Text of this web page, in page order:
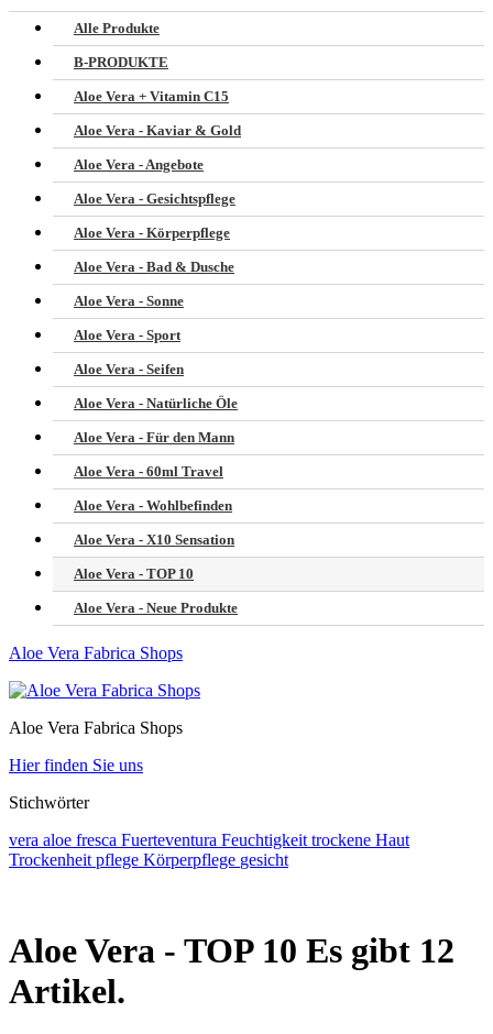
Alle Produkte
B-PRODUKTE
Aloe Vera + Vitamin C15
Aloe Vera - Kaviar & Gold
Aloe Vera - Angebote
Aloe Vera - Gesichtspflege
Aloe Vera - Körperpflege
Aloe Vera - Bad & Dusche
Aloe Vera - Sonne
Aloe Vera - Sport
Aloe Vera - Seifen
Aloe Vera - Natürliche Öle
Aloe Vera - Für den Mann
Aloe Vera - 60ml Travel
Aloe Vera - Wohlbefinden
Aloe Vera - X10 Sensation
Aloe Vera - TOP 10
Aloe Vera - Neue Produkte
Aloe Vera Fabrica Shops
Aloe Vera Fabrica Shops
Hier finden Sie uns
Stichwörter
vera aloe fresca Fuerteventura Feuchtigkeit trockene Haut
Trockenheit pflege Körperpflege gesicht
Aloe Vera - TOP 10 Es gibt 12
Artikel.